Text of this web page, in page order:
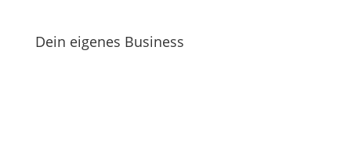
Dein eigenes Business